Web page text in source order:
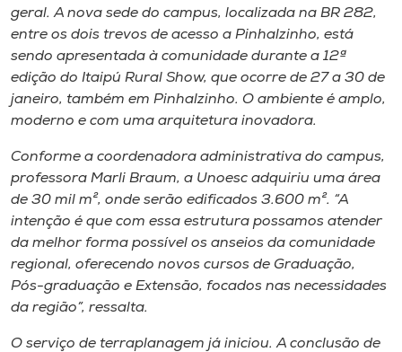
CPA
Biblioteca
Rádio
Museu
Unoesc
geral. A nova sede do campus, localizada na BR 282,
entre os dois trevos de acesso a Pinhalzinho, está
sendo apresentada à comunidade durante a 12ª
edição do Itaipú Rural Show, que ocorre de 27 a 30 de
janeiro, também em Pinhalzinho. O ambiente é amplo,
moderno e com uma arquitetura inovadora.
Conforme a coordenadora administrativa do campus,
professora Marli Braum, a Unoesc adquiriu uma área
de 30 mil m², onde serão edificados 3.600 m². “A
intenção é que com essa estrutura possamos atender
da melhor forma possível os anseios da comunidade
regional, oferecendo novos cursos de Graduação,
Pós-graduação e Extensão, focados nas necessidades
da região”, ressalta.
O serviço de terraplanagem já iniciou. A conclusão de